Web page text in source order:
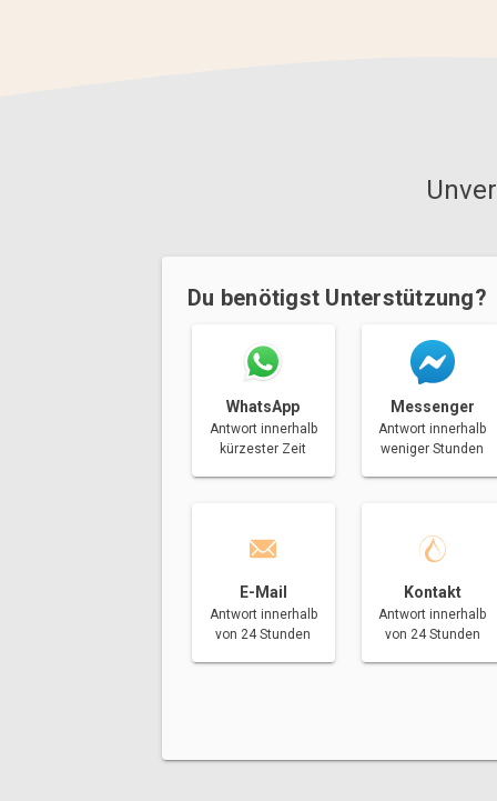
Du benötigst Unterstützung?
WhatsApp
Antwort innerhalb
kürzester Zeit
Messenger
Antwort innerhalb
weniger Stunden
E-Mail
Antwort innerhalb
von 24 Stunden
Kontakt
Antwort innerhalb
von 24 Stunden